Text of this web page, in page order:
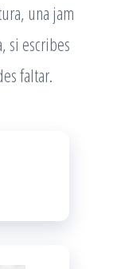
una jam
si escribes
faltar.